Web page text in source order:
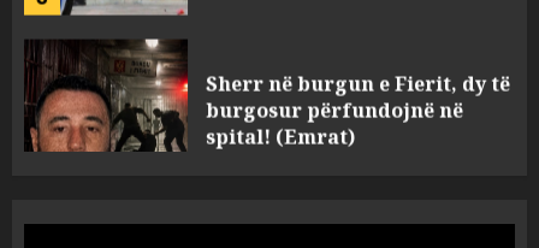
4
spital! (Emrat)
AUGUST 8, 2026